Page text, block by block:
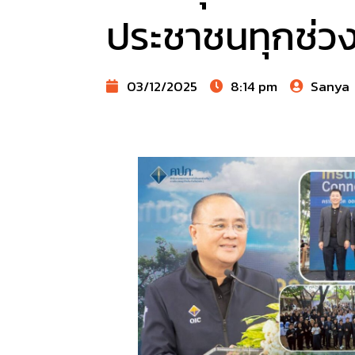
ประชาชนทุกช่ว
03/12/2025 8:14 pm Sanya